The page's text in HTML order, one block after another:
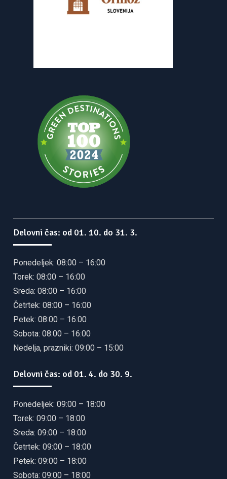
Delovni čas: od 01. 10. do 31. 3.
Ponedeljek: 08:00 – 16:00
Torek: 08:00 – 16:00
Sreda: 08:00 – 16:00
Četrtek: 08:00 – 16:00
Petek: 08:00 – 16:00
Sobota: 08:00 – 16:00
Nedelja, prazniki: 09:00 – 15:00
Delovni čas: od 01. 4. do 30. 9.
Ponedeljek: 09:00 – 18:00
Torek: 09:00 – 18:00
Sreda: 09:00 – 18:00
Četrtek: 09:00 – 18:00
Petek: 09:00 – 18:00
Sobota: 09:00 – 18:00